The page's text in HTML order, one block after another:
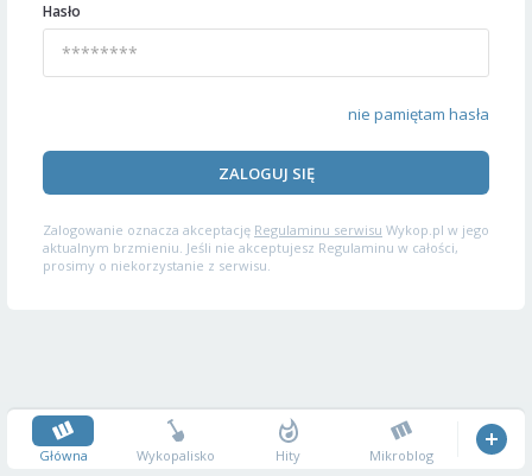
Hasło
nie pamiętam hasła
ZALOGUJ SIĘ
Zalogowanie oznacza akceptację Regulaminu serwisu Wykop.pl w jego
aktualnym brzmieniu. Jeśli nie akceptujesz Regulaminu w całości,
prosimy o niekorzystanie z serwisu.
Główna Wykopalisko Hity Mikroblog